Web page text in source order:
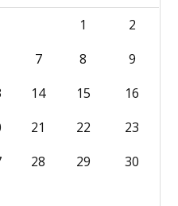
1
2
7 8
9
14 15
16
21 22
23
28 29
30